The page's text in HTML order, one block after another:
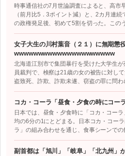
時事通信社の7月世論調査によると、高市
（前月比5．3ポイント減）と、2カ月連
の政権発足後、初めて5割を切った。この
女子大生の川村葉音（２１）に無期懲
wwwwwwwwwwwwwwwwwwwww
北海道江別市で集団暴行を受けた大学生
員裁判で、検察は21歳の女の被告に対し
盗致死、詐欺、詐欺未遂、窃盗の罪に問
コカ・コーラ「昼食・夕食の時にコー
日本では、昼食・夕食時に「コカ・コー
均の6分の1にとどまる。日本コカ・コー
ラ」の組み合わせを通じ、食事シーンで
副首都は「旭川」「岐阜」「北九州」